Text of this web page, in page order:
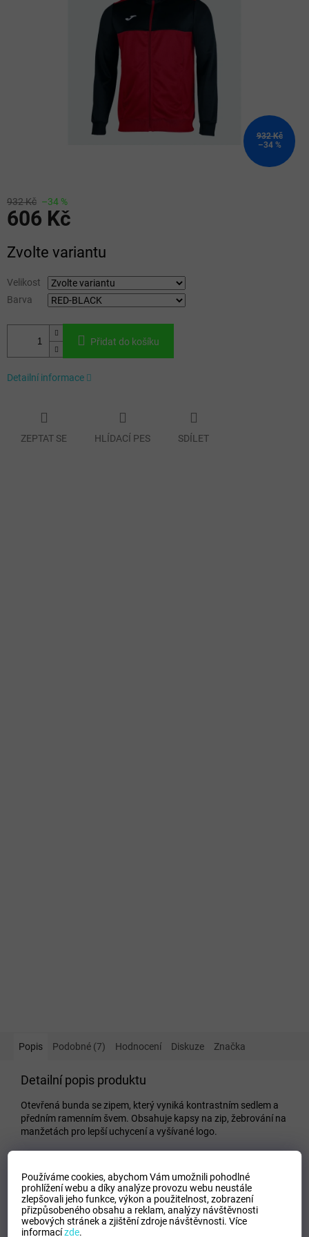
Používáme cookies, abychom Vám umožnili pohodlné
prohlížení webu a díky analýze provozu webu neustále
zlepšovali jeho funkce, výkon a použitelnost,zobrazení
přizpůsobeného obsahu a reklam, analýzy návštěvnosti
webových stránek a zjištění zdroje návštěvnosti.Více
informacízde.
932 Kč
–34 %
932 Kč –34 %
606 Kč
cena:
Zvolte variantu
Velikost
Barva
Přidat do košíku
Detailní informace
ZEPTAT SE HLÍDACÍ PES SDÍLET
Popis Podobné (7) Hodnocení Diskuze Značka
Detailní popis produktu
Otevřená bunda se zipem, který vyniká kontrastním sedlem a
předním ramenním švem. Obsahuje kapsy na zip, žebrování na
manžetách pro lepší uchycení a vyšívané logo.
Kategorie:
Dětské mikiny
EAN:
Zvolte variantu
Tipo Mdelo:
T
Modelo: 101008.601